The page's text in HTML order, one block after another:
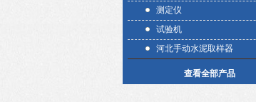
测定仪
试验机
河北手动水泥取样器
查看全部产品